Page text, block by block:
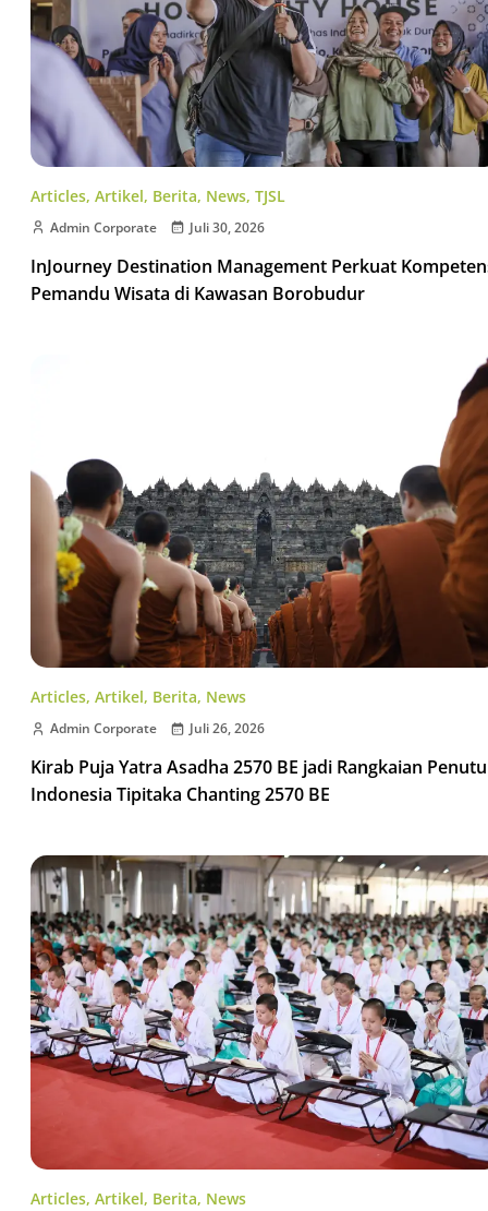
Articles, Artikel, Berita, News, TJSL
Admin Corporate Juli 30, 2026
InJourney Destination Management Perkuat
Pemandu Wisata di Kawasan Borobudur
Articles, Artikel, Berita, News
Admin Corporate Juli 26, 2026
Kirab Puja Yatra Asadha 2570 BE jadi Rangkaian
Indonesia Tipitaka Chanting 2570 BE
Articles, Artikel, Berita, News